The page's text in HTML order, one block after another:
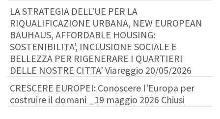
LA STRATEGIA DELL’UE PER LA
RIQUALIFICAZIONE URBANA, NEW EUROPEAN
BAUHAUS, AFFORDABLE HOUSING:
SOSTENIBILITA’, INCLUSIONE SOCIALE E
BELLEZZA PER RIGENERARE I QUARTIERI
DELLE NOSTRE CITTA’ Viareggio 20/05/2026
CRESCERE EUROPEI: Conoscere l’Europa per
costruire il domani _19 maggio 2026 Chiusi